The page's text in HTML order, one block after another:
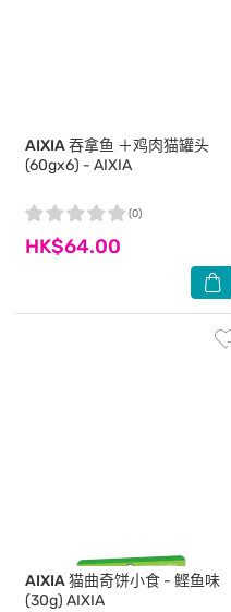
AIXIA吞拿鱼 ＋鸡肉猫罐头
(60gx6) - AIXIA
HK$64.00
(0)
AIXIA猫曲奇饼小食 - 鲣鱼味
(30g) AIXIA